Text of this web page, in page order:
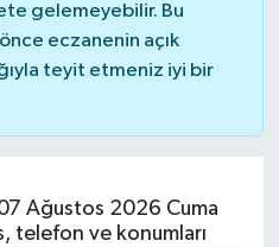
gelemeyebilir. Bu
eczanenin açık
teyit etmeniz iyi bir
Ağustos 2026 Cuma
telefon ve konumları